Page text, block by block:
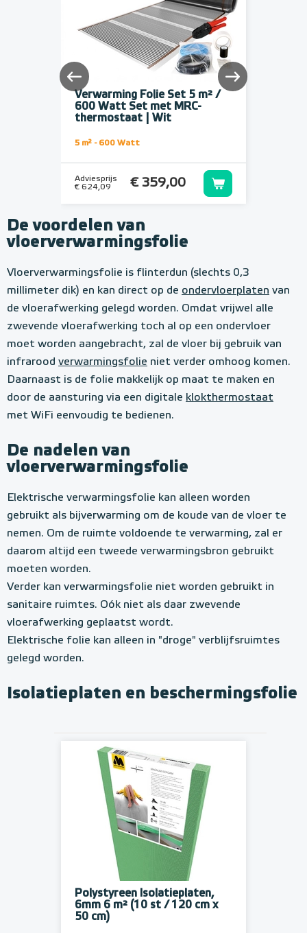
Verwarming Folie Set 5 m² /
600 Watt Set met MRC-
thermostaat | Zwart
5 m² - 600 Watt
Adviesprijs
€ 624,09
€ 359,00
De voordelen van
vloerverwarmingsfolie
Vloerverwarmingsfolie is flinterdun (slechts 0,3
millimeter dik) en kan direct op de ondervloerplaten van
de vloerafwerking gelegd worden. Omdat vrijwel alle
zwevende vloerafwerking toch al op een ondervloer
moet worden aangebracht, zal de vloer bij gebruik van
infrarood verwarmingsfolie niet verder omhoog komen.
Daarnaast is de folie makkelijk op maat te maken en
door de aansturing via een digitale klokthermostaat
met WiFi eenvoudig te bedienen.
De nadelen van
vloerverwarmingsfolie
Elektrische verwarmingsfolie kan alleen worden
gebruikt als bijverwarming om de koude van de vloer te
nemen. Om de ruimte voldoende te verwarming, zal er
daarom altijd een tweede verwarmingsbron gebruikt
moeten worden.
Verder kan verwarmingsfolie niet worden gebruikt in
sanitaire ruimtes. Oók niet als daar zwevende
vloerafwerking geplaatst wordt.
Elektrische folie kan alleen in "droge" verblijfsruimtes
gelegd worden.
Isolatieplaten en beschermingsfolie
Polystyreen Isolatieplaten,
6mm 6 m² (10 st / 120 cm x
50 cm)